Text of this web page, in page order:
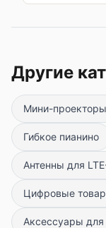
Другие
Мини-проекторы
Гибкое пианино
Антенны для
Цифровые
Аксессуары для